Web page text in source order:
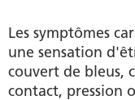
Les symptômes
une sensation
couvert de bleus,
contact, pression